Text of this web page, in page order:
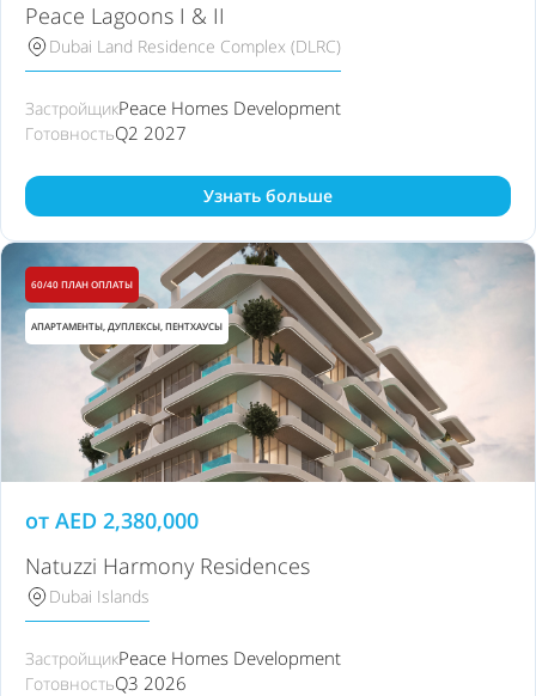
Peace Lagoons I & II
Dubai Land Residence Complex (DLRC)
ЗастройщикPeace Homes Development
ГотовностьQ2 2027
Узнать больше
60/40 ПЛАН ОПЛАТЫ
АПАРТАМЕНТЫ, ДУПЛЕКСЫ, ПЕНТХАУСЫ
от AED 2,380,000
Natuzzi Harmony Residences
Dubai Islands
ЗастройщикPeace Homes Development
ГотовностьQ3 2026